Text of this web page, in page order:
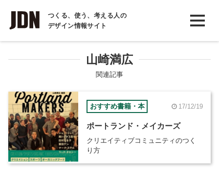
つくる、使う、考える人の
デザイン情報サイト
INTERVIEW
インタビュー
COLUMN
コラム
山崎満広
関連記事
おすすめ書籍・本 17/12/19
ポートランド・メイカーズ
クリエイティブコミュニティのつく
り方